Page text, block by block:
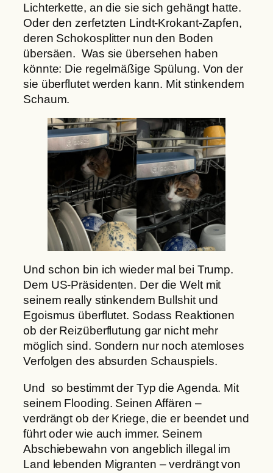
Lichterkette, an die sie sich gehängt hatte.
Oder den zerfetzten Lindt-Krokant-Zapfen,
deren Schokosplitter nun den Boden
übersäen. Was sie übersehen haben
könnte: Die regelmäßige Spülung. Von der
sie überflutet werden kann. Mit stinkendem
Schaum.
Und schon bin ich wieder mal bei Trump.
Dem US-Präsidenten. Der die Welt mit
seinem really stinkendem Bullshit und
Egoismus überflutet. Sodass Reaktionen
ob der Reizüberflutung gar nicht mehr
möglich sind. Sondern nur noch atemloses
Verfolgen des absurden Schauspiels.
Und so bestimmt der Typ die Agenda. Mit
seinem Flooding. Seinen Affären –
verdrängt ob der Kriege, die er beendet und
führt oder wie auch immer. Seinem
Abschiebewahn von angeblich illegal im
Land lebenden Migranten – verdrängt von